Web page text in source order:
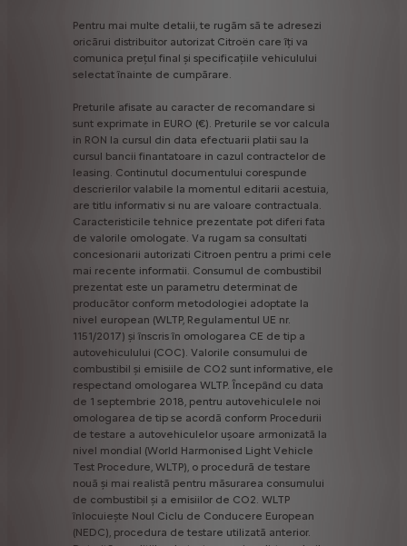
Pentru mai multe detalii, te rugăm să te adresezi
oricărui distribuitor autorizat Citroën care îți va
comunica prețul final și specificațiile vehiculului
selectat înainte de cumpărare.
Preturile afisate au caracter de recomandare si
sunt exprimate in EURO (€). Preturile se vor calcula
in RON la cursul din data efectuarii platii sau la
cursul bancii finantatoare in cazul contractelor de
leasing. Continutul documentului corespunde
descrierilor valabile la momentul editarii acestuia,
are titlu informativ si nu are valoare contractuala.
Caracteristicile tehnice prezentate pot diferi fata
de valorile omologate. Va rugam sa consultati
concesionarii autorizati Citroen pentru a primi cele
mai recente informatii. Consumul de combustibil
prezentat este un parametru determinat de
producător conform metodologiei adoptate la
nivel european (WLTP, Regulamentul UE nr.
1151/2017) și înscris în omologarea CE de tip a
autovehiculului (COC). Valorile consumului de
combustibil și emisiile de CO2 sunt informative, ele
respectand omologarea WLTP. Începând cu data
de 1 septembrie 2018, pentru autovehiculele noi
omologarea de tip se acordă conform Procedurii
de testare a autovehiculelor ușoare armonizată la
nivel mondial (World Harmonised Light Vehicle
Test Procedure, WLTP), o procedură de testare
nouă și mai realistă pentru măsurarea consumului
de combustibil și a emisiilor de CO2. WLTP
înlocuiește Noul Ciclu de Conducere European
(NEDC), procedura de testare utilizată anterior.